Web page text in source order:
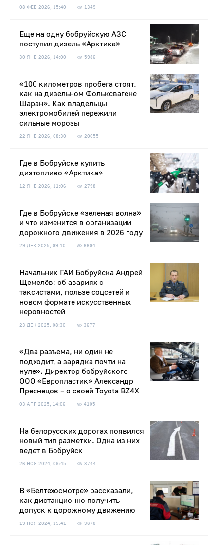
08 ФЕВ 2026, 15:40 1349
Еще на одну бобруйскую АЗС
поступил дизель «Арктика»
30 ЯНВ 2026, 14:00 5986
«100 километров пробега стоят,
как на дизельном Фольксвагене
Шаран». Как владельцы
электромобилей пережили
сильные морозы
22 ЯНВ 2026, 08:30 20055
Где в Бобруйске купить
дизтопливо «Арктика»
12 ЯНВ 2026, 11:06 2798
Где в Бобруйске «зеленая волна»
и что изменится в организации
дорожного движения в 2026 году
29 ДЕК 2025, 09:10 6604
Начальник ГАИ Бобруйска Андрей
Щемелёв: об авариях с
таксистами, пользе соцсетей и
новом формате искусственных
неровностей
23 ДЕК 2025, 08:30 3677
«Два разъема, ни один не
подходит, а зарядка почти на
нуле». Директор бобруйского
ООО «Европластик» Александр
Преснецов – о своей Toyota BZ4X
03 АПР 2025, 14:06 4105
На белорусских дорогах появился
новый тип разметки. Одна из них
ведет в Бобруйск
26 НОЯ 2024, 09:45 3744
В «Белтехосмотре» рассказали,
как дистанционно получить
допуск к дорожному движению
19 НОЯ 2024, 15:41 3676